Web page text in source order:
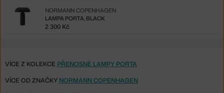
LAMPA PORTA, BLACK
NORMANN COPENHAGEN
2 300 Kč
VÍCE Z KOLEKCE PŘENOSNÉ LAMPY PORTA
VÍCE OD ZNAČKY NORMANN COPENHAGEN